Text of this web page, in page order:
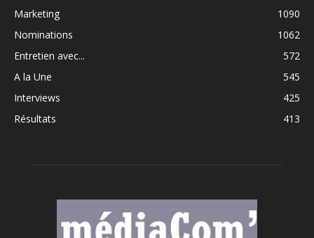
Marketing
1090
Nominations
1062
Entretien avec...
572
A la Une
545
Interviews
425
Résultats
413